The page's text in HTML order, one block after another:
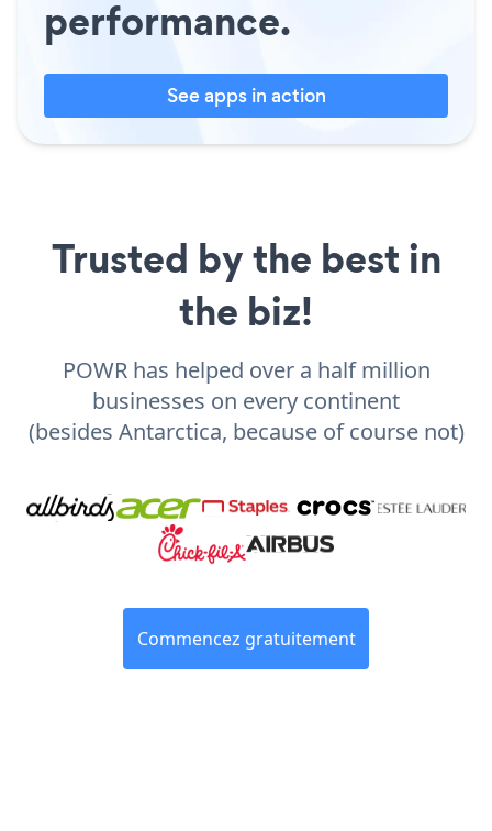
performance.
See apps in action
Trusted by the best in
the biz!
POWR has helped over a half million
businesses on every continent
(besides Antarctica, because of course not)
Commencez gratuitement